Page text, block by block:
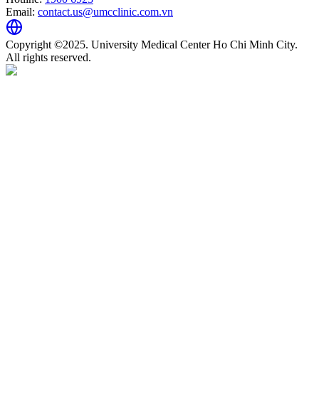
Email: contact.us@umcclinic.com.vn
Copyright ©2025. University Medical Center Ho Chi Minh City.
All rights reserved.